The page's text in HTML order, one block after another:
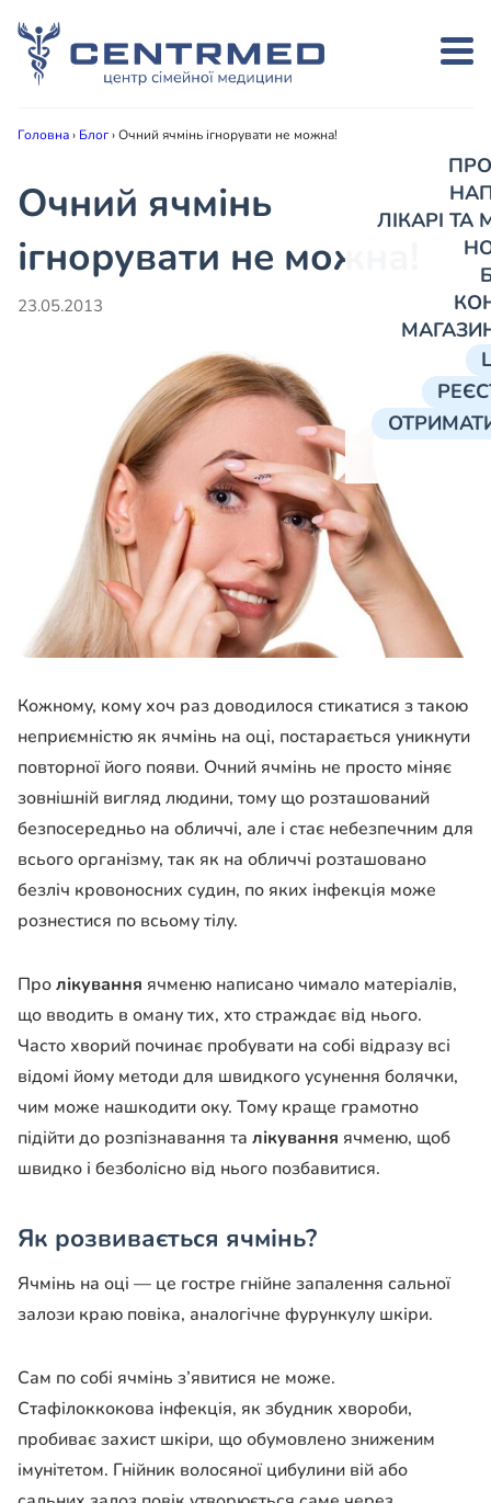
ЛІКАРІ
Головна› Блог›Очний ячмінь ігнорувати не можна!
Очний ячмінь
ігнорувати не можна!
23.05.2013
Кожному, кому хоч раз доводилося стикатися з такою
неприємністю як ячмінь на оці, постарається уникнути
повторної його появи. Очний ячмінь не просто міняє
зовнішній вигляд людини, тому що розташований
безпосередньо на обличчі, але і стає небезпечним для
всього організму, так як на обличчі розташовано
безліч кровоносних судин, по яких інфекція може
рознестися по всьому тілу.
Пролікування ячменю написано чимало матеріалів,
що вводить в оману тих, хто страждає від нього.
Часто хворий починає пробувати на собі відразу всі
відомі йому методи для швидкого усунення болячки,
чим може нашкодити оку. Тому краще грамотно
підійти до розпізнавання та лікування ячменю, щоб
швидко і безболісно від нього позбавитися.
Як розвивається ячмінь?
Ячмінь на оці — це гостре гнійне запалення сальної
залози краю повіка, аналогічне фурункулу шкіри.
Сам по собі ячмінь з’явитися не може.
Стафілоккокова інфекція, як збудник хвороби,
пробиває захист шкіри, що обумовлено ​​зниженим
імунітетом. Гнійник волосяної цибулини вій або